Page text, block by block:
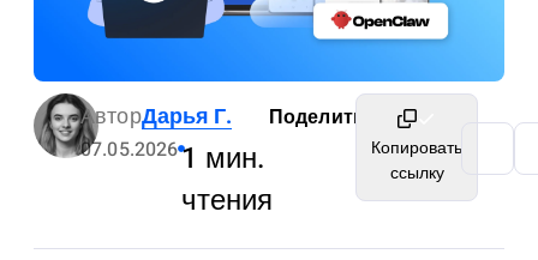
АвторДарья Г.
07.05.20261 мин.
чтения
Поделиться
Копировать
ссылку